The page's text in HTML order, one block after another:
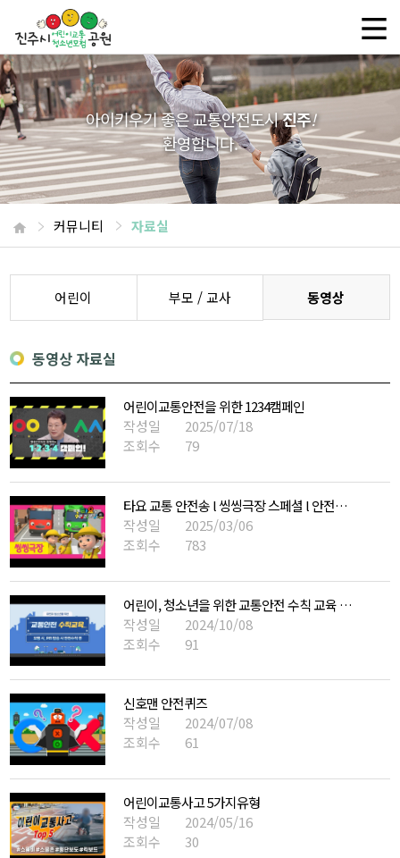
아이키우기 좋은 교통안전도시진주!
환영합니다.
커뮤니티 자료실
어린이 부모 / 교사 동영상
동영상 자료실
어린이교통안전을 위한 1234캠페인
작성일
2025/07/18
조회수
79
타요 교통 안전송 l 씽씽극장 스페셜 l 안전하게 건너요 l 신호등 교육 l 안전교육송 l 어린이 안전교육 l 꼬마버스 타요
작성일
2025/03/06
조회수
783
어린이, 청소년을 위한 교통안전 수칙 교육 영상 (보행 및 PM 탑승 시 안전수칙 편)
작성일
2024/10/08
조회수
91
신호맨 안전퀴즈
작성일
2024/07/08
조회수
61
어린이교통사고 5가지유형
작성일
2024/05/16
조회수
30